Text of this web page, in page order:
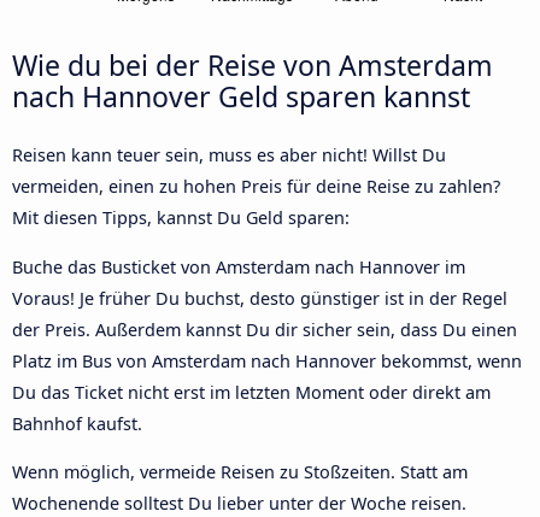
Wie du bei der Reise von Amsterdam
nach Hannover Geld sparen kannst
Reisen kann teuer sein, muss es aber nicht! Willst Du
vermeiden, einen zu hohen Preis für deine Reise zu zahlen?
Mit diesen Tipps, kannst Du Geld sparen:
Buche das Busticket von Amsterdam nach Hannover im
Voraus! Je früher Du buchst, desto günstiger ist in der Regel
der Preis. Außerdem kannst Du dir sicher sein, dass Du einen
Platz im Bus von Amsterdam nach Hannover bekommst, wenn
Du das Ticket nicht erst im letzten Moment oder direkt am
Bahnhof kaufst.
Wenn möglich, vermeide Reisen zu Stoßzeiten. Statt am
Wochenende solltest Du lieber unter der Woche reisen.